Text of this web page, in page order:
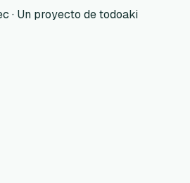
· Un proyecto de todoaki